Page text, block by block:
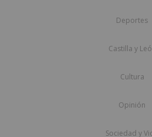
Deportes
Castilla y
Cultura
Opinión
Sociedad y